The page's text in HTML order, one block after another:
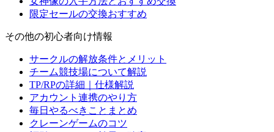
限定セールの交換おすすめ
その他の初心者向け情報
サークルの解放条件とメリット
チーム競技場について解説
TP/RPの詳細｜仕様解説
アカウント連携のやり方
毎日やるべきことまとめ
クレーンゲームのコツ